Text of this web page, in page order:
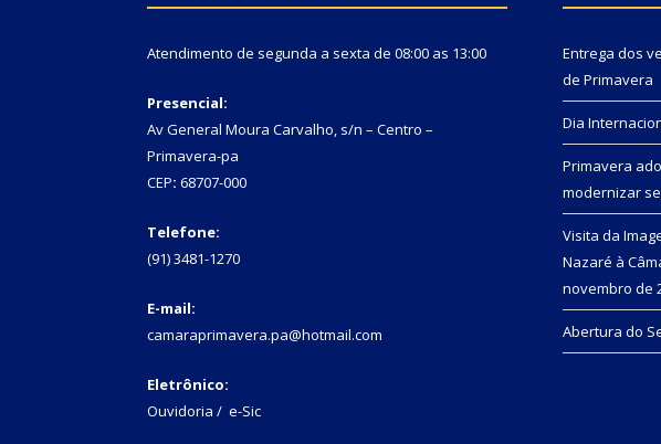
Atendimento de segunda a sexta de 08:00 as 13:00
Presencial:
Av General Moura Carvalho, s/n – Centro –
Primavera-pa
CEP: 68707-000
Telefone:
(91) 3481-1270
E-mail:
camaraprimavera.pa@hotmail.com
Eletrônico:
Ouvidoria / e-Sic
Entrega dos
de Primavera
Dia
Primavera
modernizar
Visita da
Nazaré à
novembro de
Abertura do